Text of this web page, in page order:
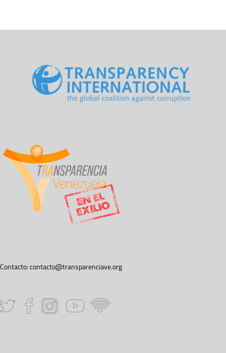
Contacto:contacto@transparenciave.org